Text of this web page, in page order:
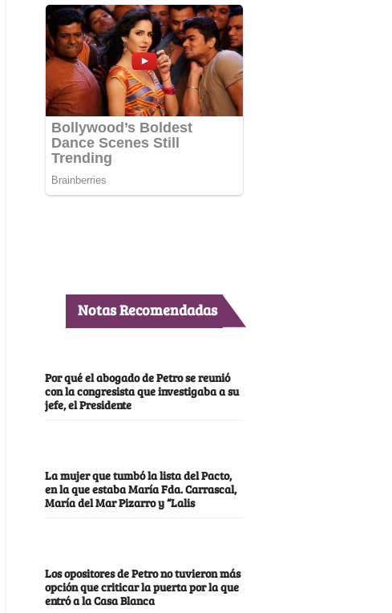
Notas Recomendadas
Por qué el abogado de Petro se reunió
con la congresista que investigaba a su
jefe, el Presidente
La mujer que tumbó la lista del Pacto,
en la que estaba María Fda. Carrascal,
María del Mar Pizarro y “Lalis
Los opositores de Petro no tuvieron más
opción que criticar la puerta por la que
entró a la Casa Blanca